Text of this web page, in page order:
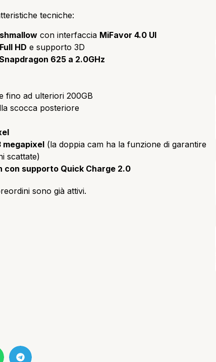
tecniche:
con interfaccia MiFavor 4.0 UI
Full HD e supporto 3D
625 a 2.0GHz
fino ad ulteriori 200GB
scocca posteriore
megapixel (la doppia cam ha la funzione di garantire
scattate)
con supporto Quick Charge 2.0
sono già attivi.